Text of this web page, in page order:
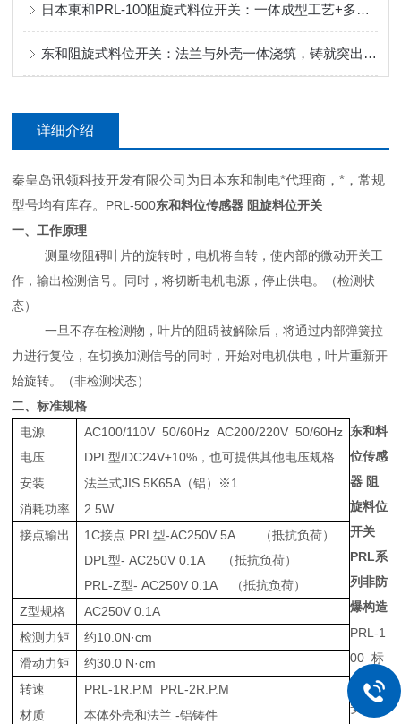
日本東和PRL-100阻旋式料位开关：一体成型工艺+多重密封，定义可靠防护！
东和阻旋式料位开关：法兰与外壳一体浇筑，铸就突出性能
详细介绍
秦皇岛讯领科技开发有限公司为日本东和制电*代理商，*，常规
型号均有库存。 PRL-500东和料位传感器 阻旋料位开关
一、工作原理
测量物阻碍叶片的旋转时，电机将自转，使内部的微动开关工
作，输出检测信号。同时，将切断电机电源，停止供电。（检测状
态）
一旦不存在检测物，叶片的阻碍被解除后，将通过内部弹簧拉
力进行复位，在切换加测信号的同时，开始对电机供电，叶片重新开
始旋转。（非检测状态）
二、标准规格
电源
电压
AC100/110V 50/60Hz AC200/220V 50/60Hz
DPL型/DC24V±10%，也可提供其他电压规格
安装
法兰式JIS 5K65A（铝）※1
消耗功率
2.5W
接点输出
1C接点 PRL型-AC250V 5A （抵抗负荷）
DPL型- AC250V 0.1A （抵抗负荷）
PRL-Z型- AC250V 0.1A （抵抗负荷）
Z型规格
AC250V 0.1A
检测力矩
约10.0N·cm
滑动力矩
约30.0 N·cm
转速
PRL-1R.P.M PRL-2R.P.M
材质
本体外壳和法兰 -铝铸件
东和料
位传感
器 阻
旋料位
开关
PRL 系
列非防
爆构造
PRL-1
00标
准法兰
安装型